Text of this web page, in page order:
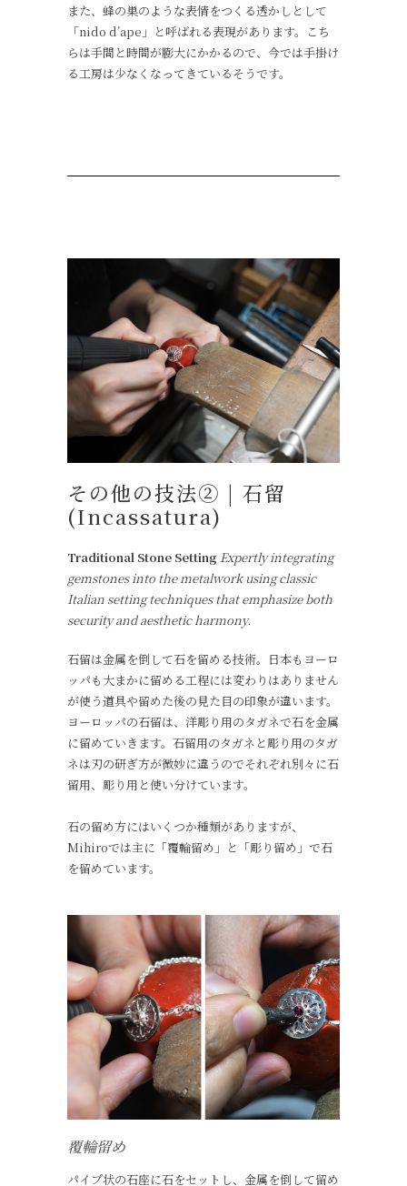
また、蜂の巣のような表情をつくる透かしとして
「nido d’ape」と呼ばれる表現があります。こち
らは手間と時間が膨大にかかるので、今では手掛け
る工房は少なくなってきているそうです。
その他の技法② | 石留
(Incassatura)
Traditional Stone Setting Expertly integrating
gemstones into the metalwork using classic
Italian setting techniques that emphasize both
security and aesthetic harmony.
石留は金属を倒して石を留める技術。日本もヨーロ
ッパも大まかに留める工程には変わりはありません
が使う道具や留めた後の見た目の印象が違います。
ヨーロッパの石留は、洋彫り用のタガネで石を金属
に留めていきます。石留用のタガネと彫り用のタガ
ネは刃の研ぎ方が微妙に違うのでそれぞれ別々に石
留用、彫り用と使い分けています。
石の留め方にはいくつか種類がありますが、
Mihiroでは主に「覆輪留め」と「彫り留め」で石
を留めています。
覆輪留め
パイプ状の石座に石をセットし、金属を倒して留め